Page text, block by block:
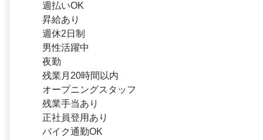
週払いOK
昇給あり
週休2日制
男性活躍中
夜勤
残業月20時間以内
オープニングスタッフ
残業手当あり
正社員登用あり
バイク通勤OK